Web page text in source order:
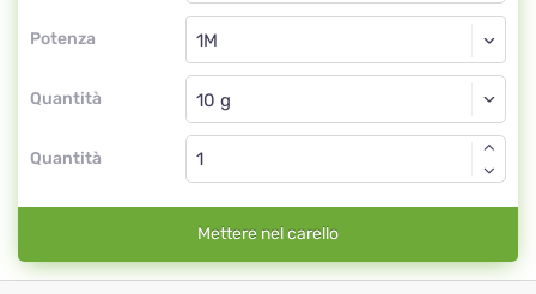
Potenza
Globuli
1M
Quantità
Globuli
Quantità
Mettere nel carello